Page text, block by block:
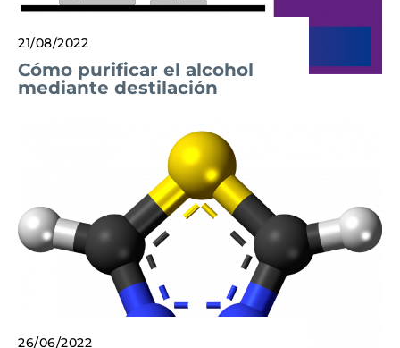
21/08/2022
Cómo purificar el alcohol
mediante destilación
26/06/2022